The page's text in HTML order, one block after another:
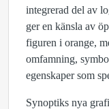
integrerad del av
ger en känsla av
figuren i orange,
omfamning,
egenskaper som
Synoptiks nya